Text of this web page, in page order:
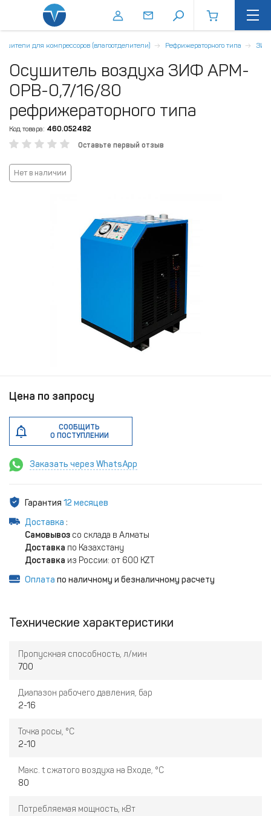
для компрессоров (влагоотделители) Рефрижераторного типа ЗИФ
Осушитель воздуха ЗИФ АРМ-
ОРВ-0,7/16/80
рефрижераторного типа
Код товара: 460.052482
Оставьте первый отзыв
Нет в наличии
Цена по запросу
СООБЩИТЬ
О ПОСТУПЛЕНИИ
Заказать через WhatsApp
Гарантия 12 месяцев
Доставка :
Самовывоз со склада в Алматы
Доставка по Казахстану
Доставка из России: от 600 KZT
Оплата по наличному и безналичному расчету
Технические характеристики
Пропускная способность, л/мин
700
Диапазон рабочего давления, бар
2-16
Точка росы, °C
2-10
Макс. t сжатого воздуха на Входе, °C
80
Потребляемая мощность, кВт